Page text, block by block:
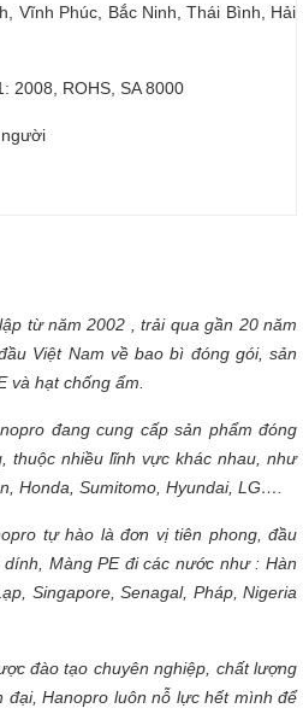
Vĩnh Phúc, Bắc Ninh, Thái Bình, Hải
2008, ROHS, SA 8000
từ năm 2002 , trải qua gần 20 năm
Việt Nam về bao bì đóng gói, sản
và hạt chống ẩm.
đang cung cấp sản phẩm đóng
thuộc nhiều lĩnh vực khác nhau, như
Honda, Sumitomo, Hyundai, LG….
tự hào là đơn vị tiên phong, đầu
Màng PE đi các nước như : Hàn
Singapore, Senagal, Pháp, Nigeria
đào tạo chuyên nghiệp, chất lượng
đại, Hanopro luôn nỗ lực hết mình để